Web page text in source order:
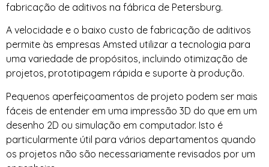
fabricação de aditivos na fábrica de Petersburg.
A velocidade e o baixo custo de fabricação de aditivos
permite às empresas Amsted utilizar a tecnologia para
uma variedade de propósitos, incluindo otimização de
projetos, prototipagem rápida e suporte à produção.
Pequenos aperfeiçoamentos de projeto podem ser mais
fáceis de entender em uma impressão 3D do que em um
desenho 2D ou simulação em computador. Isto é
particularmente útil para vários departamentos quando
os projetos não são necessariamente revisados por um